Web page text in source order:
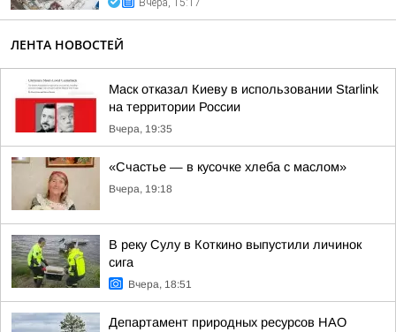
Вчера, 15:17
ЛЕНТА НОВОСТЕЙ
Маск отказал Киеву в использовании Starlink
на территории России
Вчера, 19:35
«Счастье — в кусочке хлеба с маслом»
Вчера, 19:18
В реку Сулу в Коткино выпустили личинок
сига
Вчера, 18:51
Департамент природных ресурсов НАО